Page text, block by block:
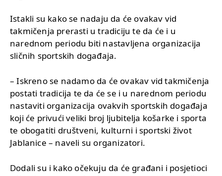
Istakli su kako se nadaju da će ovakav vid
takmičenja prerasti u tradiciju te da će i u
narednom periodu biti nastavljena organizacija
sličnih sportskih događaja.
– Iskreno se nadamo da će ovakav vid takmičenja
postati tradicija te da će se i u narednom periodu
nastaviti organizacija ovakvih sportskih događaja
koji će privući veliki broj ljubitelja košarke i sporta
te obogatiti društveni, kulturni i sportski život
Jablanice – naveli su organizatori.
Dodali su i kako očekuju da će građani i posjetioci